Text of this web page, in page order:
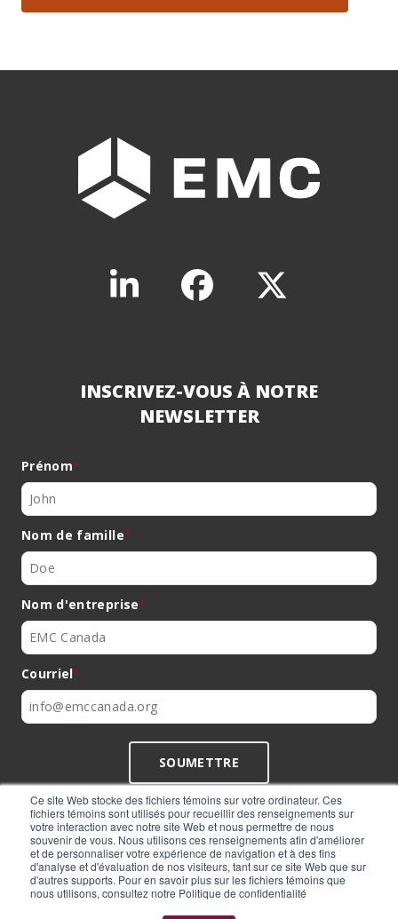
Ce site Web stocke des fichiers témoins sur votre ordinateur. Ces
fichiers témoins sont utilisés pour recueillir des renseignements sur
votre interaction avec notre site Web et nous permettre de nous
souvenir de vous. Nous utilisons ces renseignements afin d'améliorer
et de personnaliser votre expérience de navigation et à des fins
d'analyse et d'évaluation de nos visiteurs, tant sur ce site Web que sur
d'autres supports. Pour en savoir plus sur les fichiers témoins que
nous utilisons, consultez notre Politique de confidentialité
INSCRIVEZ-VOUS À NOTRE
NEWSLETTER
Prénom*
Nom de famille*
Nom d'entreprise*
Courriel*
SOUMETTRE
©EMC Canada 2026
Fabriqué de manière experte parBlackBean